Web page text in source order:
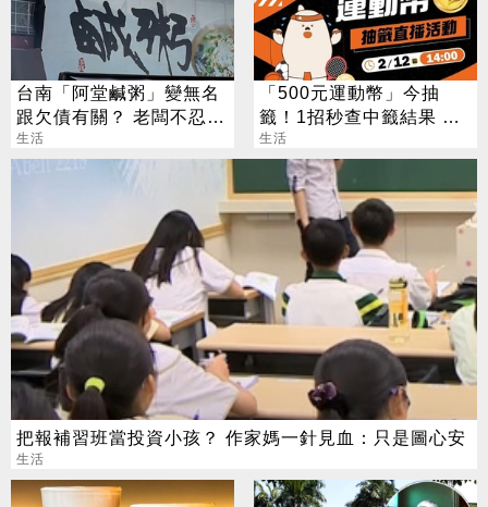
台南「阿堂鹹粥」變無名
跟欠債有關？ 老闆不忍全
說了
生活
「500元運動幣」今抽
籤！1招秒查中籤結果 領
取、使用方法一次看
生活
把報補習班當投資小孩？ 作家媽一針見血：只是圖心安
生活